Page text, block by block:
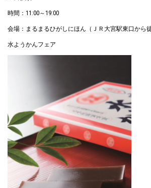
時間：11:00～19:00
会場：まるまるひがしにほん（ＪＲ大宮駅東口から徒
水ようかんフェア